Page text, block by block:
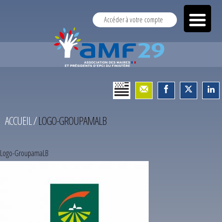
Accéder à votre compte
ACCUEIL/LOGO-GROUPAMALB
Logo-GroupamaLB